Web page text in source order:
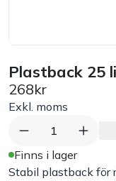
Exponering &
Städutrustning
Arbetskläder
Plastback 25
268kr
Exkl. moms
1
Finns i lager
Stabil plastback för